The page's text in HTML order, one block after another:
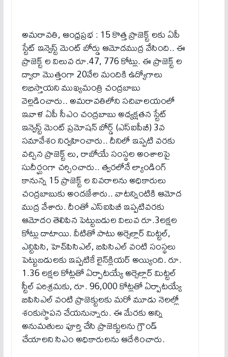
అమరావతి, ఆంధ్ర‌ప్ర‌భ : 15 కొత్త ప్రాజెక్ట్ ల‌కు ఏపీ
స్టేట్ ఇన్వెస్ట్ మెంట్ బోర్డు ఆమోద‌ముద్ర వేసింది.. ఈ
ప్రాజెక్ట్ ల విలువ రూ.47, 776 కోట్లు. ఈ ప్రాజెక్ట్ ల
ద్వారా మొత్తంగా 20వేల మందికి ఉద్యోగాలు
ల‌భిస్తాయ‌ని ముఖ్య‌మంత్రి చంద్ర‌బాబు
వెల్ల‌డించారు.. అమ‌రావ‌తిలోని స‌చివాల‌యంలో
ఇవాళ‌ ఏపీ సీఎం చంద్రబాబు అధ్యక్షతన స్టేట్
ఇన్వెస్ట్ మెంట్ ప్రమోషన్ బోర్డ్ (ఎస్ఐపీబీ) 3వ
సమావేశం నిర్వ‌హించారు.. దీనిలో ఇప్ప‌టి వ‌ర‌కు
వ‌చ్చిన ప్రాజెక్ట్ లు, రాబోయే సంస్థ‌ల అంశాల‌పై
సుదీర్ఘంగా చ‌ర్చించారు.. త్వ‌ర‌లోనే ల్యాండింగ్
కానున్న 15 ప్రాజెక్ట్ ల వివ‌రాల‌ను అధికారులు
చంద్ర‌బాబుకు అంద‌జేశారు.. వాట‌న్నింటికి ఆమోద
ముద్ర వేశారు. దీంతో ఎస్ఐపిబీ ఇప్పటివరకు
ఆమోదం తెలిపిన పెట్టుబడుల విలువ రూ.3లక్షల
కోట్లు దాటాయి. వీటితో పాటు అర్సెల్లార్ మిట్టల్,
ఎన్టిపిసి, హెచ్‌పిసిఎల్, బిపిసిఎల్ వంటి సంస్థలు
పెట్టుబడులకు ఇప్పటికే లైన్‌క్లియర్ అయ్యింది. రూ.
1.36 లక్షల కోట్లతో ఏర్పాటయ్యే అర్సెల్లార్ మిట్టల్
స్టీల్ పరిశ్రమకు, రూ. 96,000 కోట్లతో ఏర్పాటయ్యే
బిపిసిఎల్ వంటి ప్రాజెక్టులకు మరో మూడు నెలల్లో
శంకుస్థాపన చేయనున్నారు. ఈ మేరకు అన్ని
అనుమతులు పూర్తి చేసి ప్రాజెక్టులను గ్రౌండ్
చేయాలని సిఎం అధికారులను ఆదేశించారు.